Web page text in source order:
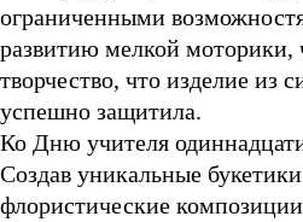
ограниченными
развитию мелкой моторики,
творчество, что изделие из
успешно защитила.
Ко Дню учителя
Создав уникальные
флористические